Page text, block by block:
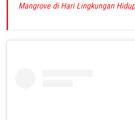
Mangrove di Hari Lingkungan